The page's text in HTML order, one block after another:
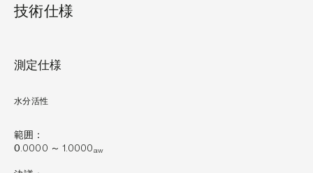
技術仕様
測定仕様
水分活性
範囲：
0.0000 ～ 1.0000aw